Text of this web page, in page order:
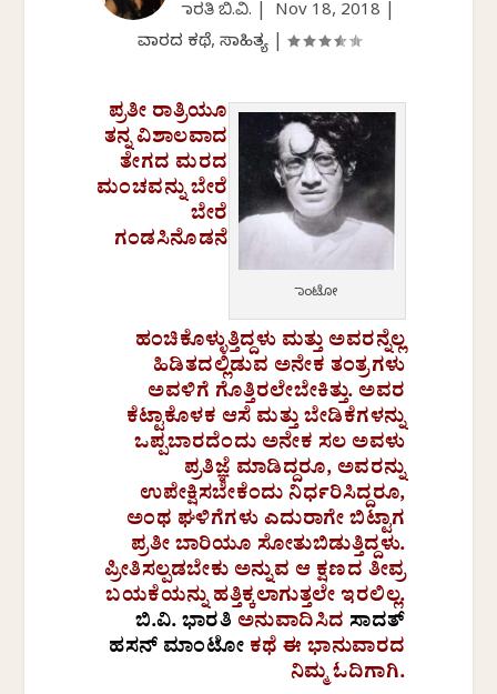
ಭಾರತಿ ಬಿ.ವಿ. | Nov 18, 2018
ವಾರದ ಕಥೆ, ಸಾಹಿತ್ಯ|
ಮಾಂಟೋ
ಪ್ರತೀ ರಾತ್ರಿಯೂ
ತನ್ನ ವಿಶಾಲವಾದ
ತೇಗದ ಮರದ
ಮಂಚವನ್ನು ಬೇರೆ
ಬೇರೆ
ಗಂಡಸಿನೊಡನೆ
ಹಂಚಿಕೊಳ್ಳುತ್ತಿದ್ದಳು ಮತ್ತು ಅವರನ್ನೆಲ್ಲ
ಹಿಡಿತದಲ್ಲಿಡುವ ಅನೇಕ ತಂತ್ರಗಳು
ಅವಳಿಗೆ ಗೊತ್ತಿರಲೇಬೇಕಿತ್ತು. ಅವರ
ಕೆಟ್ಟಾಕೊಳಕ ಆಸೆ ಮತ್ತು ಬೇಡಿಕೆಗಳನ್ನು
ಒಪ್ಪಬಾರದೆಂದು ಅನೇಕ ಸಲ ಅವಳು
ಪ್ರತಿಜ್ಞೆ ಮಾಡಿದ್ದರೂ, ಅವರನ್ನು
ಉಪೇಕ್ಷಿಸಬೇಕೆಂದು ನಿರ್ಧರಿಸಿದ್ದರೂ,
ಅಂಥ ಘಳಿಗೆಗಳು ಎದುರಾಗೇ ಬಿಟ್ಟಾಗ
ಪ್ರತೀ ಬಾರಿಯೂ ಸೋತುಬಿಡುತ್ತಿದ್ದಳು.
ಪ್ರೀತಿಸಲ್ಪಡಬೇಕು ಅನ್ನುವ ಆ ಕ್ಷಣದ ತೀವ್ರ
ಬಯಕೆಯನ್ನು ಹತ್ತಿಕ್ಕಲಾಗುತ್ತಲೇ ಇರಲಿಲ್ಲ.
ಬಿ.ವಿ. ಭಾರತಿ ಅನುವಾದಿಸಿದಸಾದತ್
ಹಸನ್ ಮಾಂಟೋ ಕಥೆ ಈ ಭಾನುವಾರದ
ನಿಮ್ಮ ಓದಿಗಾಗಿ.